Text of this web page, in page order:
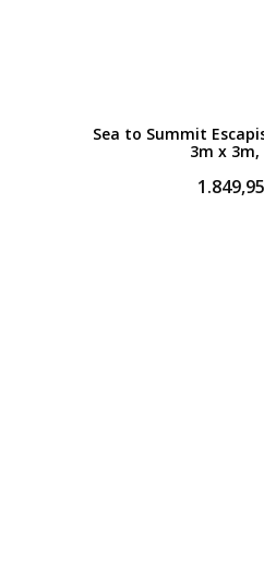
Sea to Summit
3m x 3m,
1.849,95